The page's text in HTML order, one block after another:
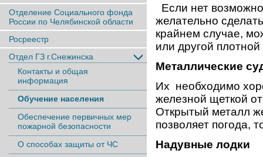
Отделение Социального фонда
России по Челябинской области
Росреестр
Отдел ГЗ г.Снежинска
Контакты и общая
информация
Обучение населения
Обеспечение первичных мер
пожарной безопасности
О способах защиты от ЧС
Если нет
желательно
крайнем случае,
или другой плотной
Металлические
Их необходимо
железной щеткой
Открытый металл
позволяет погода,
Надувные лодки